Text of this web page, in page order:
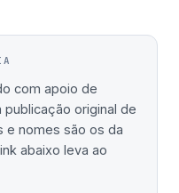
com apoio de
publicação original de
e nomes são os da
abaixo leva ao